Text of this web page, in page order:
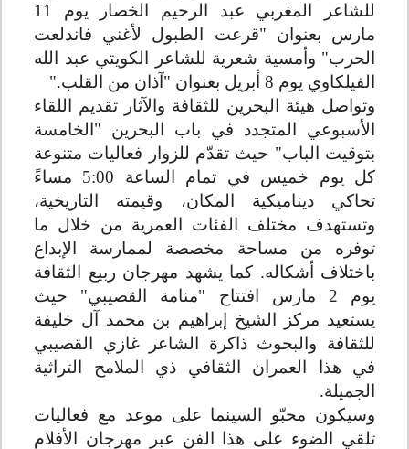
للشاعر المغربي عبد الرحيم الخصار يوم 11
مارس بعنوان "قرعت الطبول لأغني فاندلعت
الحرب" وأمسية شعرية للشاعر الكويتي عبد الله
الفيلكاوي يوم 8 أبريل بعنوان "آذان من القلب
".
وتواصل هيئة البحرين للثقافة والآثار تقديم اللقاء
الأسبوعي المتجدد في باب البحرين "الخامسة
بتوقيت الباب" حيث تقدّم للزوار فعاليات متنوعة
كل يوم خميس في تمام الساعة 5:00 مساءً
تحاكي ديناميكية المكان، وقيمته التاريخية،
وتستهدف مختلف الفئات العمرية من خلال ما
توفره من مساحة مخصصة لممارسة الإبداع
باختلاف أشكاله. كما يشهد مهرجان ربيع الثقافة
يوم 2 مارس افتتاح "منامة القصيبي" حيث
يستعيد مركز الشيخ إبراهيم بن محمد آل خليفة
للثقافة والبحوث ذاكرة الشاعر غازي القصيبي
في هذا العمران الثقافي ذي الملامح التراثية
الجميلة.
وسيكون محبّو السينما على موعد مع فعاليات
تلقي الضوء على هذا الفن عبر مهرجان الأفلام